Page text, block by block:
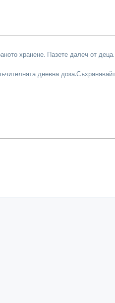
хранене. Пазете далеч от
дневна